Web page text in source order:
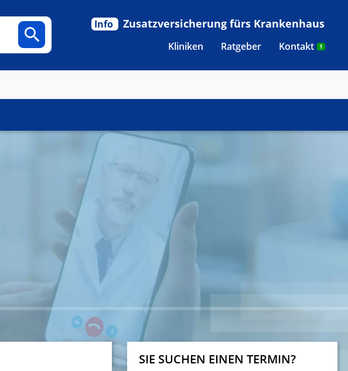
Kliniken
Ratgeber Kontakt 1
Info Zusatzversicherung fürs Krankenhaus
SIE SUCHEN EINEN TERMIN?